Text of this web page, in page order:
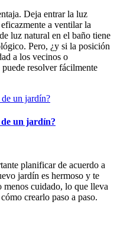
Deja entrar la luz
a ventilar la
luz natural en el baño tiene
Pero, ¿y si la posición
a los vecinos o
puede resolver fácilmente
un jardín?
planificar de acuerdo a
jardín es hermoso y te
menos cuidado, lo que lleva
crearlo paso a paso.